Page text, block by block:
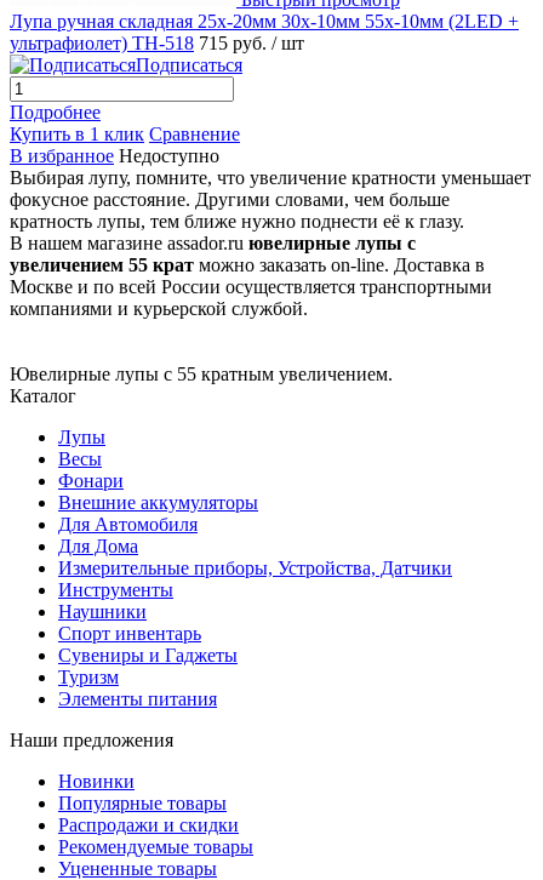
Лупа ручная складная 25x-20мм 30x-10мм 55x-10мм (2LED +
ультрафиолет) TH-518 715 руб. / шт
Подписаться
Подробнее
Купить в 1 клик Сравнение
В избранное Недоступно
Выбирая лупу, помните, что увеличение кратности уменьшает
фокусное расстояние. Другими словами, чем больше
кратность лупы, тем ближе нужно поднести её к глазу.
В нашем магазине assador.ru ювелирные лупы с
увеличением 55 крат можно заказать on-line. Доставка в
Москве и по всей России осуществляется транспортными
компаниями и курьерской службой.
Ювелирные лупы с 55 кратным увеличением.
Каталог
Лупы
Весы
Фонари
Внешние аккумуляторы
Для Автомобиля
Для Дома
Измерительные приборы, Устройства, Датчики
Инструменты
Наушники
Спорт инвентарь
Сувениры и Гаджеты
Туризм
Элементы питания
Наши предложения
Новинки
Популярные товары
Распродажи и скидки
Рекомендуемые товары
Уцененные товары